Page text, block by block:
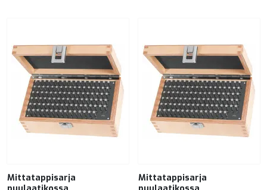
Mittatappisarja
Mittatappisarja